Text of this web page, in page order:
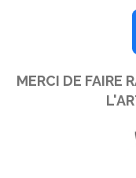
MERCI DE FAIRE